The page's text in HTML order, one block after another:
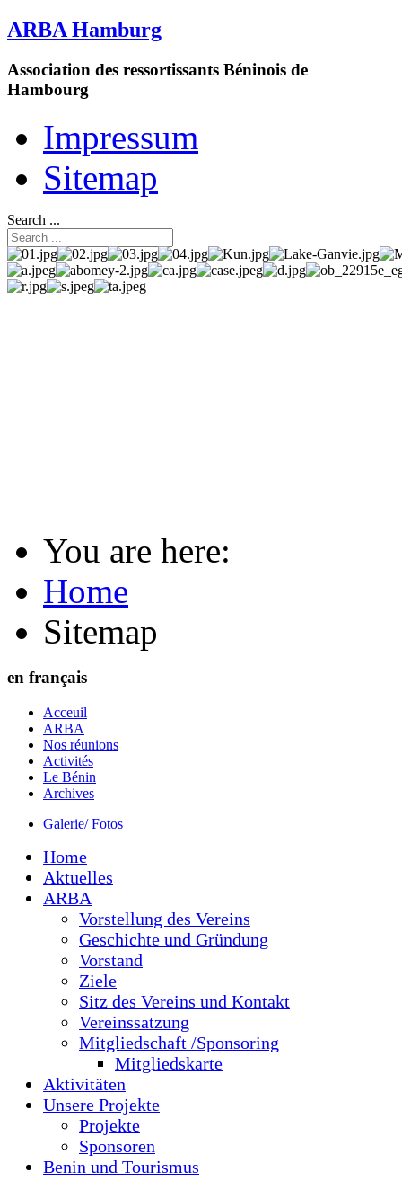
ARBA Hamburg
Association des ressortissants Béninois de
Hambourg
Impressum
Sitemap
Search ...
You are here:
Home
Sitemap
en français
Acceuil
ARBA
Nos réunions
Activités
Le Bénin
Archives
Galerie/ Fotos
Home
Aktuelles
ARBA
Vorstellung des Vereins
Geschichte und Gründung
Vorstand
Ziele
Sitz des Vereins und Kontakt
Vereinssatzung
Mitgliedschaft /Sponsoring
Mitgliedskarte
Aktivitäten
Unsere Projekte
Projekte
Sponsoren
Benin und Tourismus